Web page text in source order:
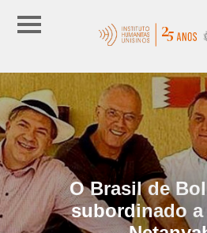
O Brasil de
subordinado a